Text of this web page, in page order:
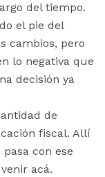
del tiempo.
el pie del
cambios, pero
lo negativa que
decisión ya
de
fiscal. Allí
con ese
acá.